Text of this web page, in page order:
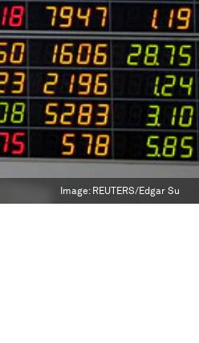
Image: REUTERS/Edgar Su